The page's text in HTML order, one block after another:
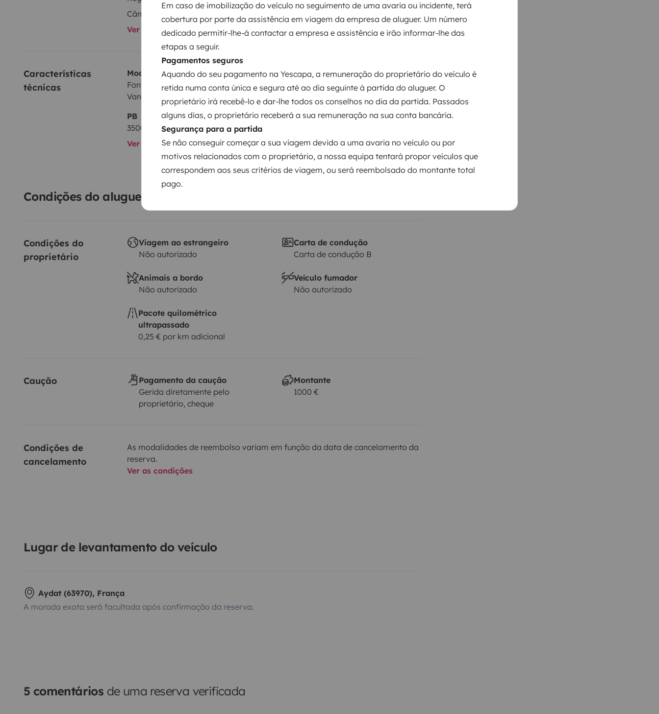
Em caso de imobilização do veículo no seguimento de uma avaria ou incidente, terá
cobertura por parte da assistência em viagem da empresa de aluguer. Um número
dedicado permitir-lhe-á contactar a empresa e assistência e irão informar-lhe das
etapas a seguir.
Pagamentos seguros
Aquando do seu pagamento na Yescapa, a remuneração do proprietário do veículo é
retida numa conta única e segura até ao dia seguinte à partida do aluguer. O
proprietário irá recebê-lo e dar-lhe todos os conselhos no dia da partida. Passados
alguns dias, o proprietário receberá a sua remuneração na sua conta bancária.
Segurança para a partida
Se não conseguir começar a sua viagem devido a uma avaria no veículo ou por
motivos relacionados com o proprietário, a nossa equipa tentará propor veículos que
correspondem aos seus critérios de viagem, ou será reembolsado do montante total
pago.
Câmara traseira
Ver todos os equipamentos
Características
técnicas
Modelo
Font Vendôme Font vendôme Leader
Van Duo
Data de circulação
2021
PB
3500 kg
Altura
Ver todas as características
Condições do aluguer
Condições do
proprietário
Viagem ao estrangeiro
Não autorizado
Carta de condução
Carta de condução B
Animais a bordo
Não autorizado
Veículo fumador
Não autorizado
Pacote quilométrico
ultrapassado
0,25 € por km adicional
Caução
Pagamento da caução
Gerida diretamente pelo
proprietário, cheque
Montante
1000 €
Condições de
cancelamento
As modalidades de reembolso variam em função da data de cancelamento da
reserva.
Ver as condições
Lugar de levantamento do veículo
Aydat (63970), França
A morada exata será facultada após confirmação da reserva.
5 comentários de uma reserva verificada